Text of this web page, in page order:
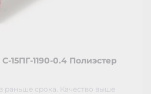
15ПГ-1190-0.4 Полиэстер
раньше срока. Качество выше